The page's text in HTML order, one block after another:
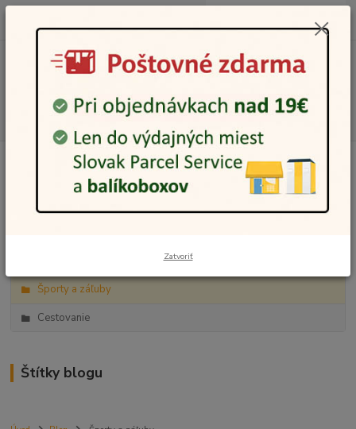
Menu
Hľadať
12:00-14:00
za0,00 €
Kategórie blogu
Športy a záľuby
Cestovanie
Štítky blogu
Zatvoriť